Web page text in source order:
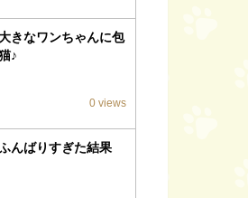
きなワンちゃんに包
♪
0 views
んばりすぎた結果